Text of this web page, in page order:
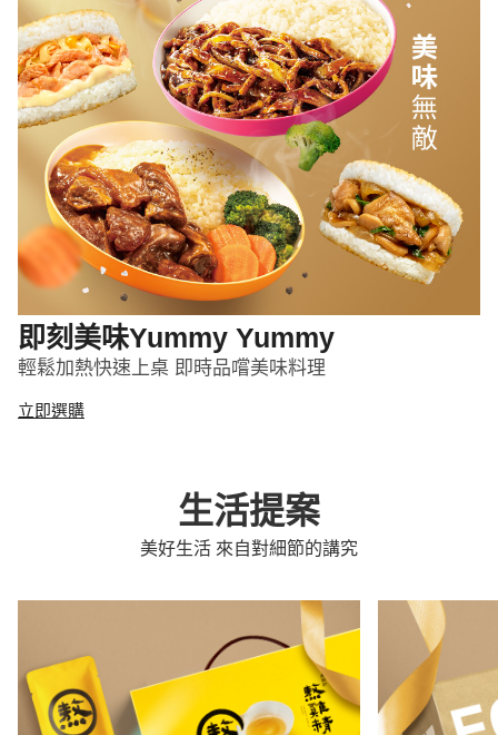
即刻美味Yummy Yummy
輕鬆加熱快速上桌 即時品嚐美味料理
立即選購
生活提案
美好生活 來自對細節的講究